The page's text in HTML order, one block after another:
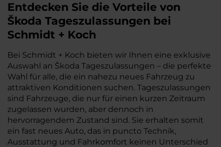
Entdecken Sie die Vorteile von
Škoda Tageszulassungen bei
Schmidt + Koch
Bei Schmidt + Koch bieten wir Ihnen eine exklusive
Auswahl an Škoda Tageszulassungen – die perfekte
Wahl für alle, die ein nahezu neues Fahrzeug zu
attraktiven Konditionen suchen. Tageszulassungen
sind Fahrzeuge, die nur für einen kurzen Zeitraum
zugelassen wurden, aber dennoch in
hervorragendem Zustand sind. Sie erhalten somit
ein fast neues Auto, das in puncto Technik,
Ausstattung und Fahrkomfort keinen Unterschied